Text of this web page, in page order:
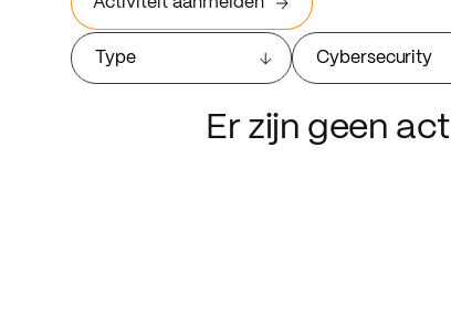
Type Cybersecurity
Er zijn geen